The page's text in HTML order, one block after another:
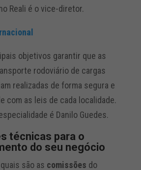
Reali é o vice-diretor.
objetivos garantir que as
rodoviário de cargas
realizadas de forma segura e
com as leis de cada localidade.
é Danilo Guedes.
técnicas para o
do seu negócio
são as comissões do